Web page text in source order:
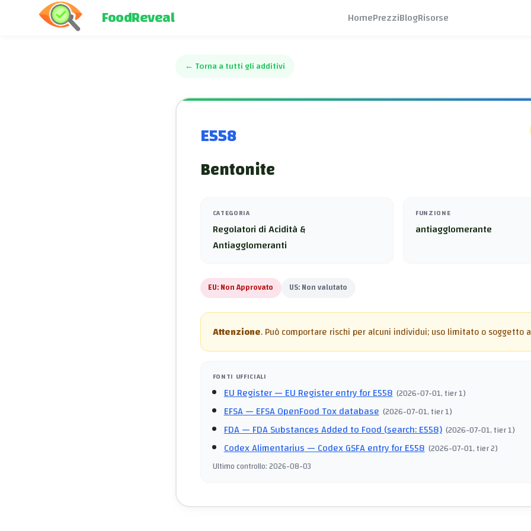
FoodReveal HomePrezziBlogRisorse
← Torna a tutti gli additivi
E558
Bentonite
CATEGORIA
Regolatori di Acidità &
Antiagglomeranti
FUNZIONE
antiagglomerante
EU:Non Approvato US:Non valutato
Attenzione.Può comportare rischi per alcuni individui; uso limitato o soggetto
FONTI UFFICIALI
EU Register— EU Register entry for E558 (2026-07-01, tier 1)
EFSA— EFSA OpenFood Tox database (2026-07-01, tier 1)
FDA— FDA Substances Added to Food (search: E558) (2026-07-01, tier 1)
Codex Alimentarius— Codex GSFA entry for E558 (2026-07-01, tier 2)
Ultimo controllo:2026-08-03